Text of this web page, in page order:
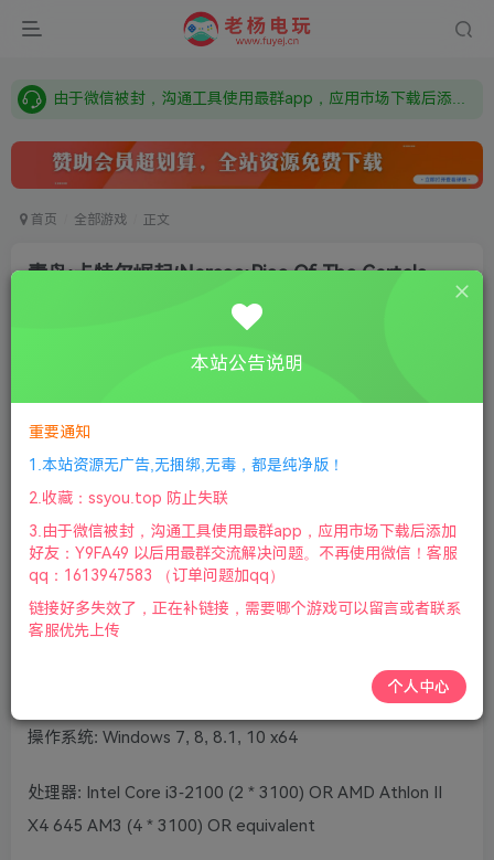
需要什么游戏请联系客服，若链接失效请联系客服，百度网盘边上的激活码也是解压密码
由于微信被封，沟通工具使用最群app，应用市场下载后添加好友：Y9FA49 以后用最群交流解决问题。不再使用微信！
首页 全部游戏 正文
毒枭:卡特尔崛起/Narcos:Rise Of The Cartels
①下载安装教程 ②下载安装视频教程 ③ 游戏运行
版本：中文版|容量12GB|官方简体中文|支持键盘.鼠标.手柄|
赠多项修改器|2023年06月27号更新
根据游戏介绍，这是一款回合动作冒险游戏，游戏将跟随美
者DEA缉毒探员。
操作系统: Windows 7, 8, 8.1, 10 x64
处理器: Intel Core i3-2100 (2 * 3100) OR AMD Athlon II
X4 645 AM3 (4 * 3100) OR equivalent
本站公告说明
重要通知
1.本站资源无广告,无捆绑,无毒，都是纯净版！
2.收藏：ssyou.top 防止失联
3.由于微信被封，沟通工具使用最群app，应用市场下载后添加
好友：Y9FA49 以后用最群交流解决问题。不再使用微信！客服
qq：1613947583 （订单问题加qq）
链接好多失效了，正在补链接，需要哪个游戏可以留言或者联系
客服优先上传
个人中心